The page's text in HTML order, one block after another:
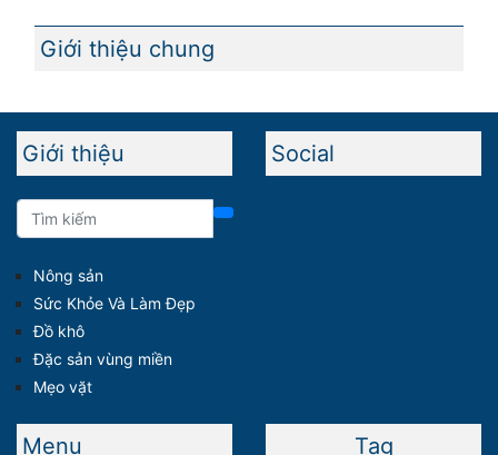
Giới thiệu chung
Giới thiệu
Nông sản
Sức Khỏe Và Làm Đẹp
Đồ khô
Đặc sản vùng miền
Mẹo vặt
Social
Menu Tag